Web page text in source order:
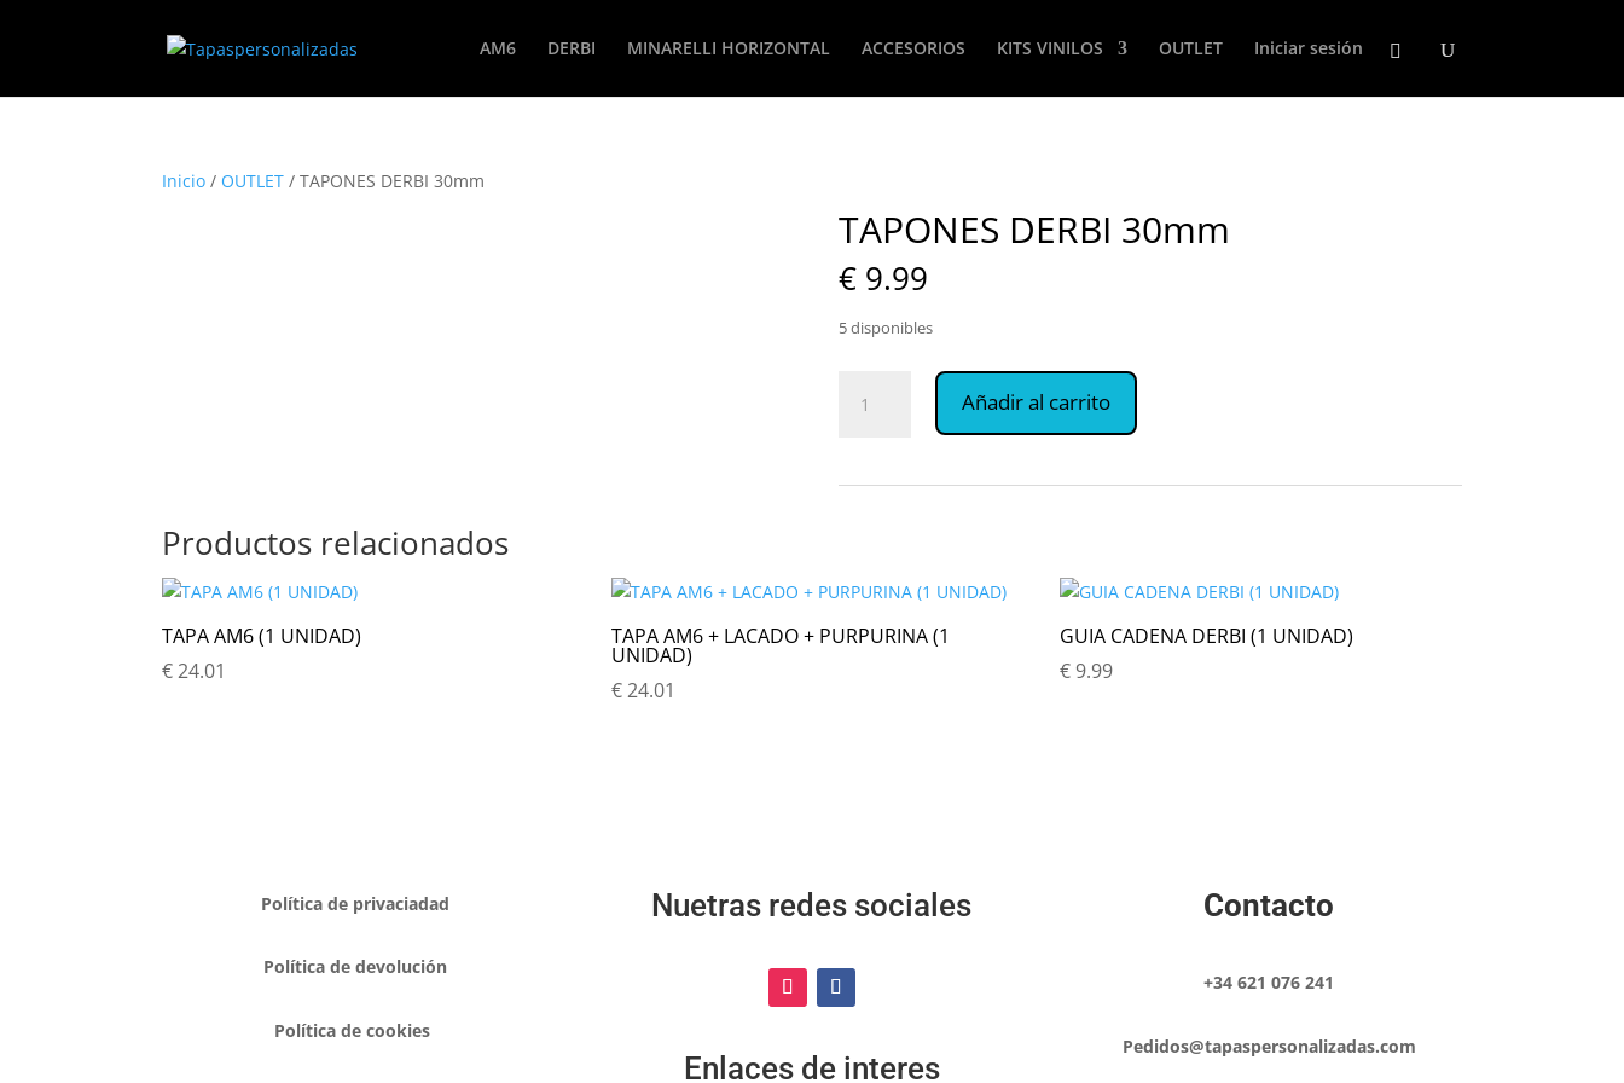
AM6 DERBI MINARELLI HORIZONTAL ACCESORIOS KITS VINILOS OUTLET Iniciar sesión
Inicio / OUTLET / TAPONES DERBI 30mm
TAPONES DERBI 30mm
€9.99
5 disponibles
DERBI
Añadir al carrito
Productos relacionados
TAPA AM6 (1 UNIDAD)
€24.01
TAPA AM6 + LACADO + PURPURINA (1
UNIDAD)
€24.01
GUIA CADENA DERBI (1 UNIDAD)
€9.99
Política de privaciadad
Política de devolución
Política de cookies
Nuetras redes sociales
Enlaces de interes
Contacto
+34 621 076 241
Pedidos@tapaspersonalizadas.com